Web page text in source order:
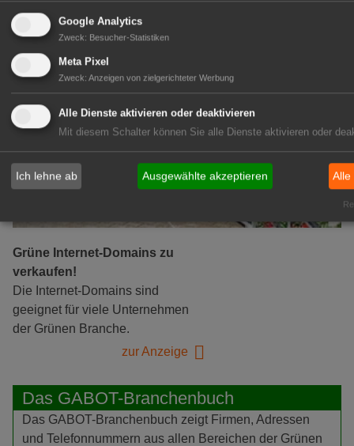
Grüne Internet-Domains zu
verkaufen!
Die Internet-Domains sind
geeignet für viele Unternehmen
der Grünen Branche.
zur Anzeige
Das GABOT-Branchenbuch
Das GABOT-Branchenbuch zeigt Firmen, Adressen
und Telefonnummern aus allen Bereichen der Grünen
Google Analytics
Zweck: Besucher-Statistiken
Meta Pixel
Zweck: Anzeigen von zielgerichteter Werbung
Alle Dienste aktivieren oder deaktivieren
Mit diesem Schalter können Sie alle Dienste aktivieren oder
Ich lehne ab Ausgewählte akzeptieren Alle